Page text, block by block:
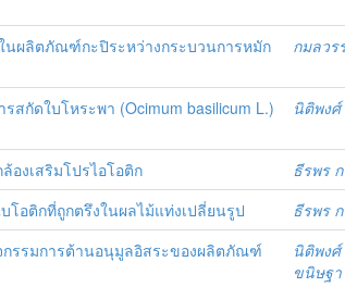
ผลิตภัณฑ์กะปิระหว่างกระบวนการหมัก
กมลว
กัดใบโหระพา (Ocimum basilicum L.)
นิติพง
งเสริมโปรไอโอติก ธีรพร
อติกที่ถูกตรึงในผลไม้แท่งเปลี่ยนรูป ธีรพร
รรมการต้านอนุมูลอิสระของผลิตภัณฑ์
นิติพง
ขนิษฐ